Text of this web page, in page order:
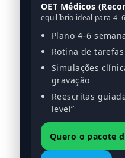
OET Médicos
equilíbrio ideal para
Plano 4–6
Rotina de
Simulações
gravação
Reescritas
level”
Quero o pacote